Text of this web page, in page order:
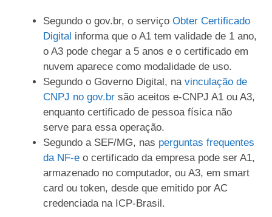
Segundo o gov.br, o serviço Obter Certificado
Digital informa que o A1 tem validade de 1 ano,
o A3 pode chegar a 5 anos e o certificado em
nuvem aparece como modalidade de uso.
Segundo o Governo Digital, na vinculação de
CNPJ no gov.br são aceitos e-CNPJ A1 ou A3,
enquanto certificado de pessoa física não
serve para essa operação.
Segundo a SEF/MG, nas perguntas frequentes
da NF-e o certificado da empresa pode ser A1,
armazenado no computador, ou A3, em smart
card ou token, desde que emitido por AC
credenciada na ICP-Brasil.